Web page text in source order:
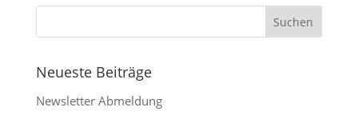
Neueste Beiträge
Newsletter Abmeldung